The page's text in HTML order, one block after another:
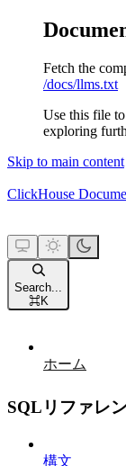
Fetch the
/docs/llms.txt
Use this file
exploring
Skip to main content
ClickHouse
Search...
⌘K
ホーム
SQLリファレ
構文